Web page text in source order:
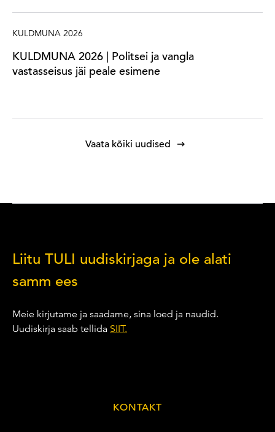
KULDMUNA 2026
KULDMUNA 2026 | Politsei ja vangla
vastasseisus jäi peale esimene
Vaata kõiki uudised
Liitu TULI uudiskirjaga ja ole alati
samm ees
Meie kirjutame ja saadame, sina loed ja naudid.
Uudiskirja saab tellida SIIT.
KONTAKT